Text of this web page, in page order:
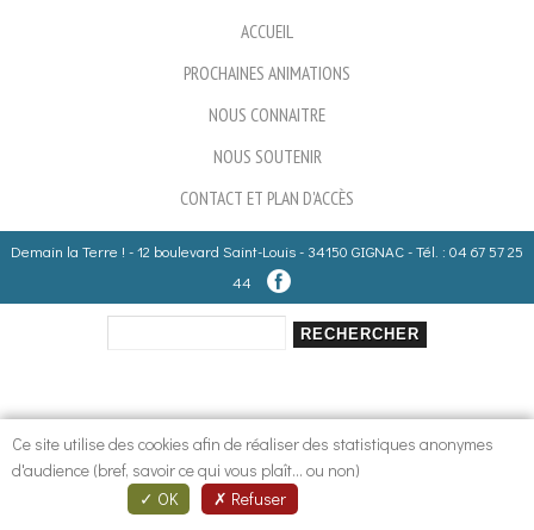
ACCUEIL
PROCHAINES ANIMATIONS
NOUS CONNAITRE
NOUS SOUTENIR
CONTACT ET PLAN D'ACCÈS
Demain la Terre ! - 12 boulevard Saint-Louis - 34150 GIGNAC - Tél. : 04 67 57 25
44
Ce site utilise des cookies afin de réaliser des statistiques anonymes
d'audience (bref, savoir ce qui vous plaît... ou non)
OK
Refuser